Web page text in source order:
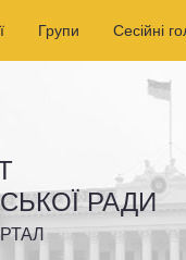
Групи Сесійні
РАДИ